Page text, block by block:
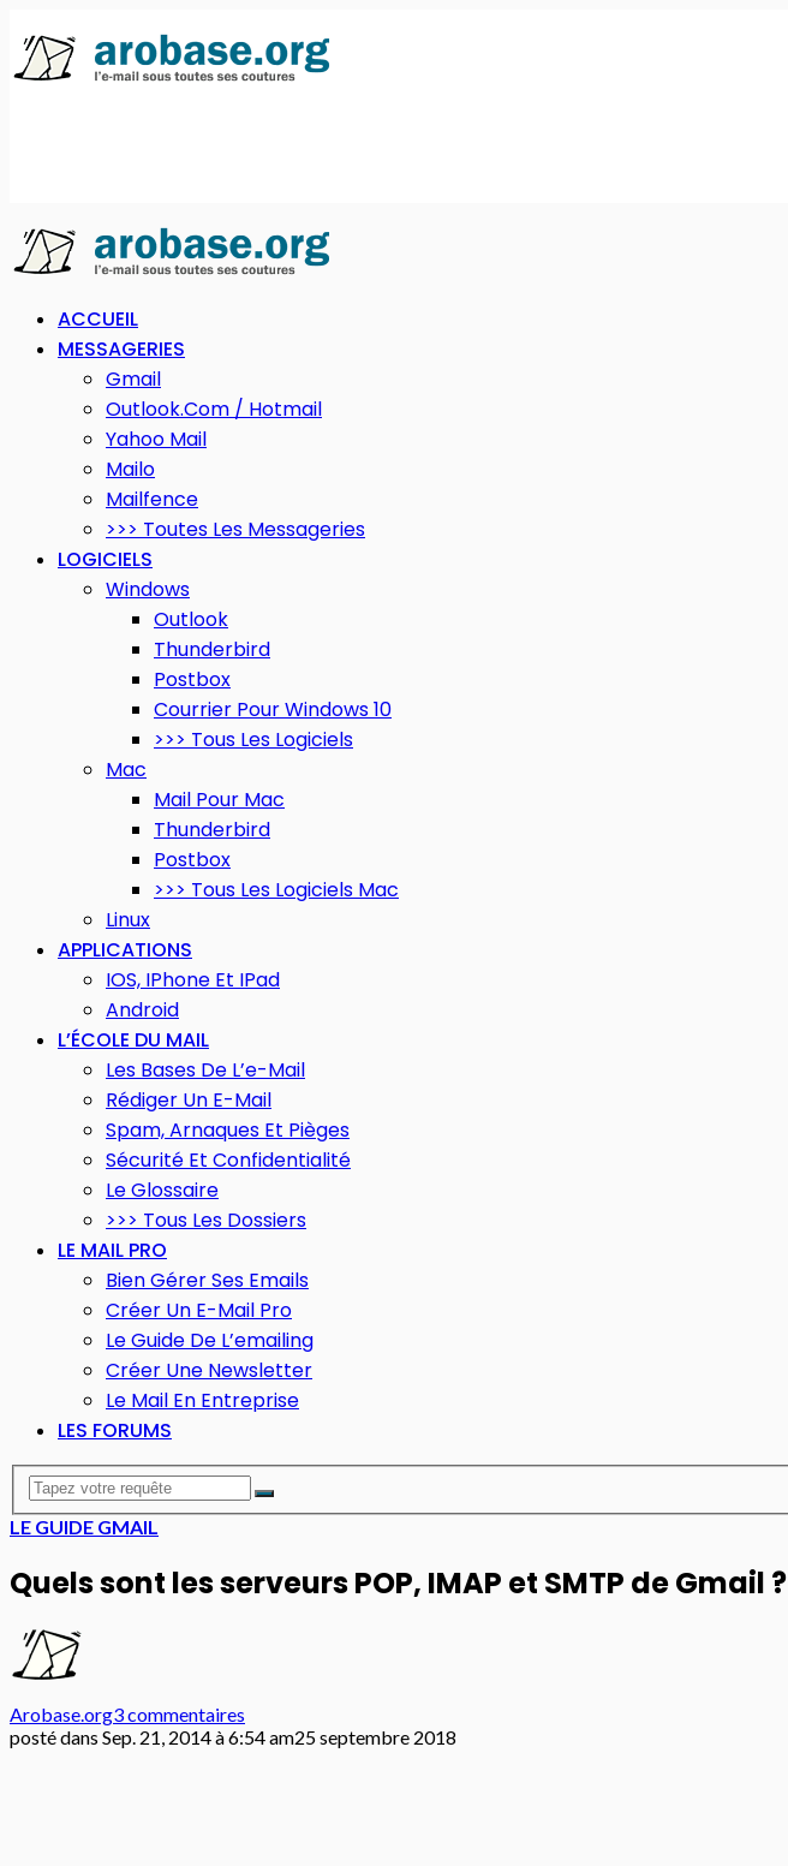
ACCUEIL
MESSAGERIES
Gmail
Outlook.com / Hotmail
Yahoo Mail
Mailo
Mailfence
>>> Toutes Les Messageries
LOGICIELS
Windows
Outlook
Thunderbird
Postbox
Courrier Pour Windows 10
>>> Tous Les Logiciels
Mac
Mail Pour Mac
Thunderbird
Postbox
>>> Tous Les Logiciels Mac
Linux
APPLICATIONS
IOS, IPhone Et IPad
Android
L’ÉCOLE DU MAIL
Les Bases De L’e-Mail
Rédiger Un E-Mail
Spam, Arnaques Et Pièges
Sécurité Et Confidentialité
Le Glossaire
>>> Tous Les Dossiers
LE MAIL PRO
Bien Gérer Ses Emails
Créer Un E-Mail Pro
Le Guide De L’emailing
Créer Une Newsletter
Le Mail En Entreprise
LES FORUMS
LE GUIDE GMAIL
Quels sont les serveurs POP, IMAP et SMTP de Gmail ?
Arobase.org3 commentaires
posté dans Sep. 21, 2014 à 6:54 am25 septembre 2018